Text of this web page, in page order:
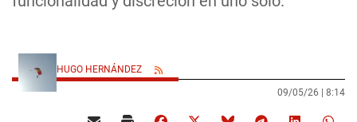
HUGO HERNÁNDEZ
09/05/26 | 8:14